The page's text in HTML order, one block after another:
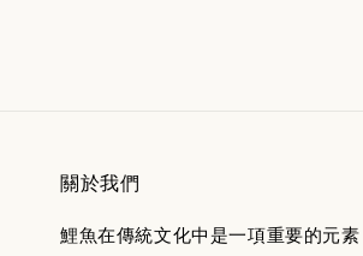
關於我們
鯉魚在傳統文化中是一項重要的元